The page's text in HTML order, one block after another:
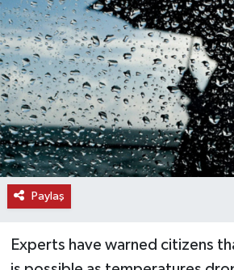
Paylaş
Experts have warned citizens
MAGAZİN
ÖZEL HABER
SAĞLIK
SPOR
TEKNOLOJİ
TİCARET